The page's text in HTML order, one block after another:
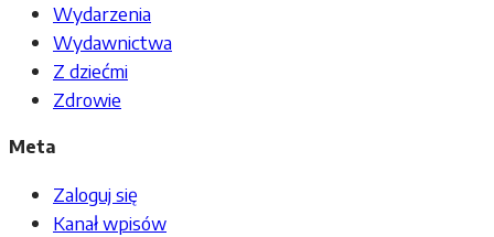
Wydarzenia
Wydawnictwa
Z dziećmi
Zdrowie
Meta
Zaloguj się
Kanał wpisów